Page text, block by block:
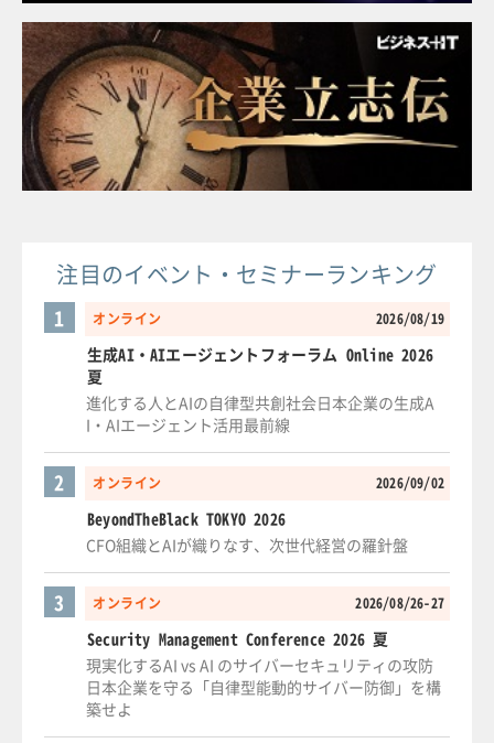
注目のイベント・セミナーランキング
オンライン 2026/08/19
1
生成AI・AIエージェントフォーラム Online 2026
夏
進化する人とAIの自律型共創社会日本企業の生成A
I・AIエージェント活用最前線
オンライン 2026/09/02
2
BeyondTheBlack TOKYO 2026
CFO組織とAIが織りなす、次世代経営の羅針盤
オンライン 2026/08/26-27
3
Security Management Conference 2026 夏
現実化するAI vs AI のサイバーセキュリティの攻防
日本企業を守る「自律型能動的サイバー防御」を構
築せよ